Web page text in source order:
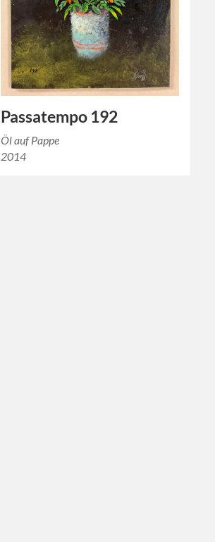
Passatempo 192
Öl auf Pappe
2014